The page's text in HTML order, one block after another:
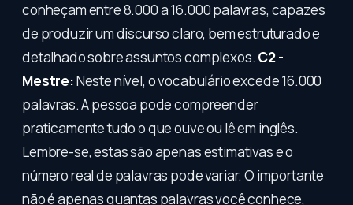
conheçam entre 8.000 a 16.000 palavras, capazes
de produzir um discurso claro, bem estruturado e
detalhado sobre assuntos complexos. C2 -
Mestre:Neste nível, o vocabulário excede 16.000
palavras. A pessoa pode compreender
praticamente tudo o que ouve ou lê em inglês.
Lembre-se, estas são apenas estimativas e o
número real de palavras pode variar. O importante
não é apenas quantas palavras você conhece,